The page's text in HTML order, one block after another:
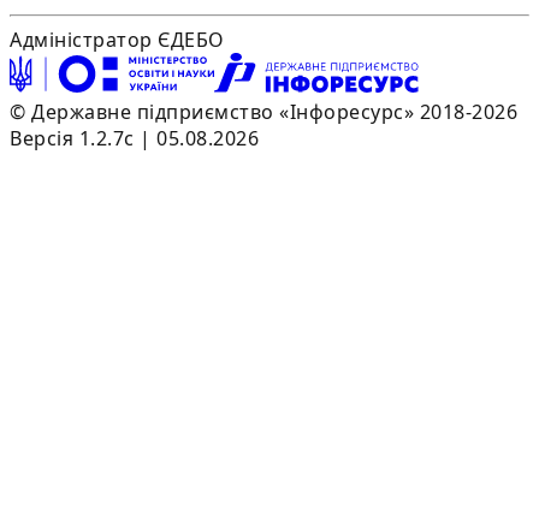
Адміністратор ЄДЕБО
© Державне підприємство «Інфоресурс» 2018-2026
Версія 1.2.7c | 05.08.2026